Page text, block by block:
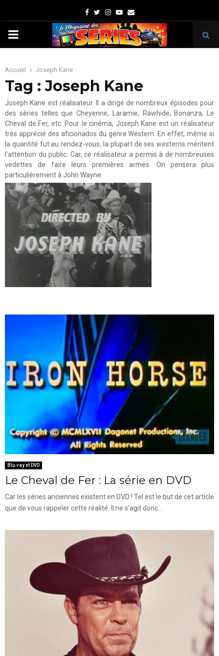
Facebook
TwitterInstagram
Youtube
Email
PRIMARY
Accueil Joseph Kane
Tag : Joseph Kane
Joseph Kane est réalisateur. Il a dirigé de nombreux épisodes pour
des séries telles que Cheyenne, Laramie, Rawhide, Bonanza, Le
Cheval de Fer, etc. Pour le cinéma, Joseph Kane est un réalisateur
très apprécié des aficionados du genre Western. En effet, même si
la quantité fut au rendez-vous, la plupart de ses westerns méritent
l’attention du public. Car, ce réalisateur a permis à de nombreuses
vedettes de faire leurs premières armes. On pensera plus
particulièrement à John Wayne.
Blu-ray et DVD
Le Cheval de Fer : La série en DVD
Car les séries anciennes existent en DVD ! Tel est le but de cet article
que de vous rappeler cette réalité. Il ne s'agit donc...